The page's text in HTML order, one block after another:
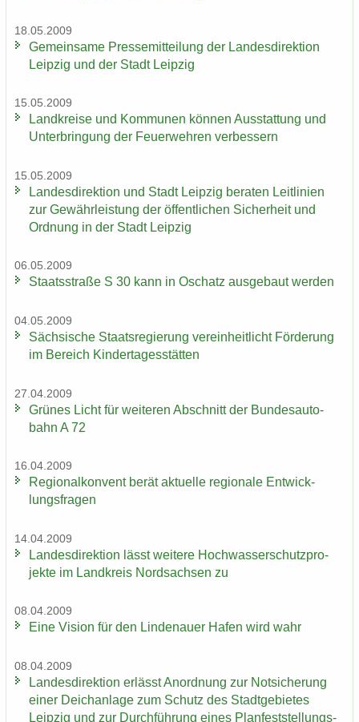
18.05.2009
Ge­mein­sa­me Pres­se­mit­tei­lung der Lan­des­di­rek­ti­on
Leip­zig und der Stadt Leip­zig
15.05.2009
Land­krei­se und Kom­mu­nen kön­nen Aus­stat­tung und
Un­ter­brin­gung der Feu­er­weh­ren ver­bes­sern
15.05.2009
Lan­des­di­rek­ti­on und Stadt Leip­zig be­ra­ten Leit­li­ni­en
zur Ge­währ­leis­tung der öf­fent­li­chen Si­cher­heit und
Ord­nung in der Stadt Leip­zig
06.05.2009
Staats­stra­ße S 30 kann in Oschatz aus­ge­baut wer­den
04.05.2009
Säch­si­sche Staats­re­gie­rung ver­ein­heit­licht För­de­rung
im Be­reich Kin­der­ta­ges­stät­ten
27.04.2009
Grü­nes Licht für wei­te­ren Ab­schnitt der Bun­des­au­to­
bahn A 72
16.04.2009
Re­gio­nal­kon­vent berät ak­tu­el­le re­gio­na­le Ent­wick­
lungs­fra­gen
14.04.2009
Lan­des­di­rek­ti­on lässt wei­te­re Hoch­was­ser­schutz­pro­
jek­te im Land­kreis Nord­sach­sen zu
08.04.2009
Eine Vi­si­on für den Lin­de­nau­er Hafen wird wahr
08.04.2009
Lan­des­di­rek­ti­on er­lässt An­ord­nung zur Not­si­che­rung
einer Deich­an­la­ge zum Schutz des Stadt­ge­bie­tes
Leip­zig und zur Durch­füh­rung eines Plan­fest­stel­lungs­